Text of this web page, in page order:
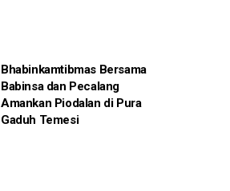
Bhabinkamtibmas Bersama
Babinsa dan Pecalang
Amankan Piodalan di Pura
Gaduh Temesi